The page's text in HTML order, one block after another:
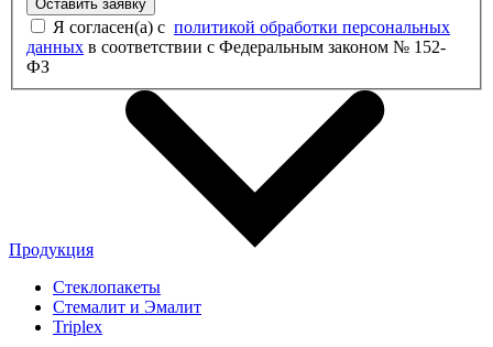
Оставить заявку
Я согласен(а) с политикой обработки персональных
данных
ФЗ
Продукция
Стеклопакеты
Стемалит и Эмалит
Triplex